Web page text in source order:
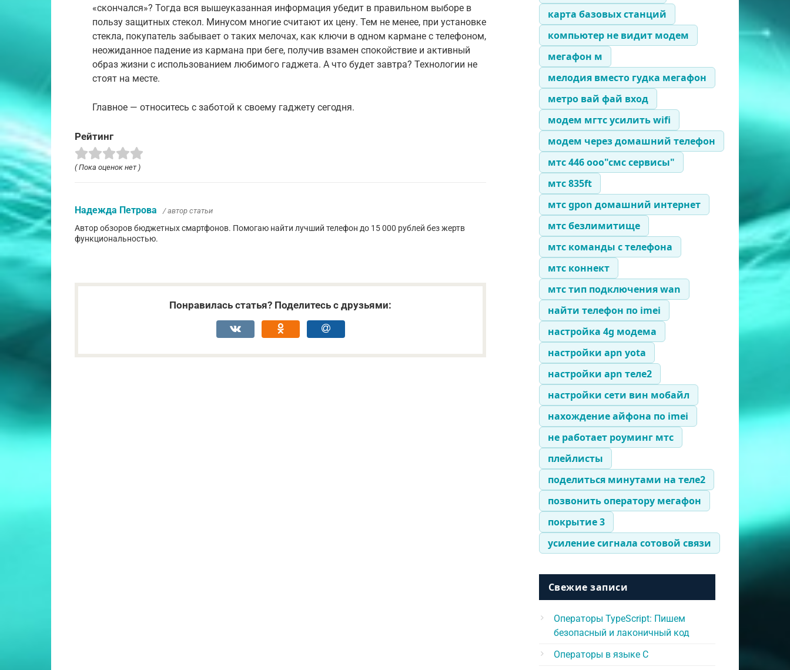
«скончался»? Тогда вся вышеуказанная информация убедит в правильном выборе в
пользу защитных стекол. Минусом многие считают их цену. Тем не менее, при установке
стекла, покупатель забывает о таких мелочах, как ключи в одном кармане с телефоном,
неожиданное падение из кармана при беге, получив взамен спокойствие и активный
образ жизни с использованием любимого гаджета. А что будет завтра? Технологии не
стоят на месте.
Главное — относитесь с заботой к своему гаджету сегодня.
Рейтинг
( Пока оценок нет )
Надежда Петрова / автор статьи
Автор обзоров бюджетных смартфонов. Помогаю найти лучший телефон до 15 000 рублей без жертв
функциональностью.
Понравилась статья? Поделитесь с друзьями:
карта базовых станций
компьютер не видит модем
мегафон м
мелодия вместо гудка мегафон
метро вай фай вход
модем мгтс усилить wifi
модем через домашний телефон
мтс 446 ооо"смс сервисы"
мтс 835ft
мтс gpon домашний интернет
мтс безлимитище
мтс команды с телефона
мтс коннект
мтс тип подключения wan
найти телефон по imei
настройка 4g модема
настройки apn yota
настройки apn теле2
настройки сети вин мобайл
нахождение айфона по imei
не работает роуминг мтс
плейлисты
поделиться минутами на теле2
позвонить оператору мегафон
покрытие 3
усиление сигнала сотовой связи
Свежие записи
Операторы TypeScript: Пишем
безопасный и лаконичный код
Операторы в языке C